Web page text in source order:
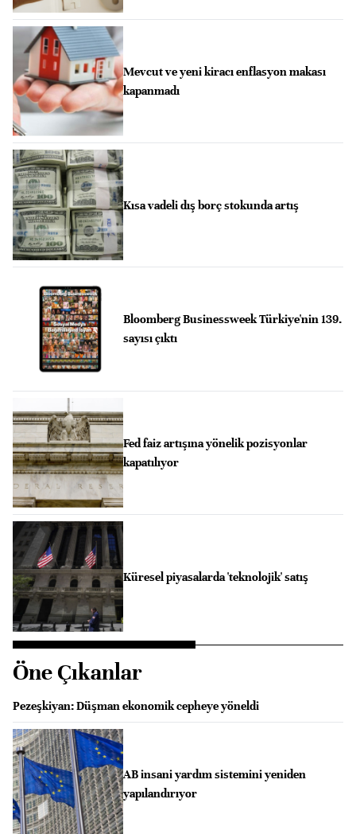
Mevcut ve yeni kiracı enflasyon makası
kapanmadı
Kısa vadeli dış borç stokunda artış
Bloomberg Businessweek Türkiye'nin 139.
sayısı çıktı
Fed faiz artışına yönelik pozisyonlar
kapatılıyor
Küresel piyasalarda 'teknolojik' satış
Öne Çıkanlar
Pezeşkiyan: Düşman ekonomik cepheye yöneldi
AB insani yardım sistemini yeniden
yapılandırıyor